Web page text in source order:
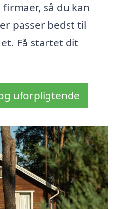
så du kan
passer bedst til
Få startet dit
uforpligtende